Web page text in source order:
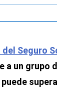
Seguro
a un grupo